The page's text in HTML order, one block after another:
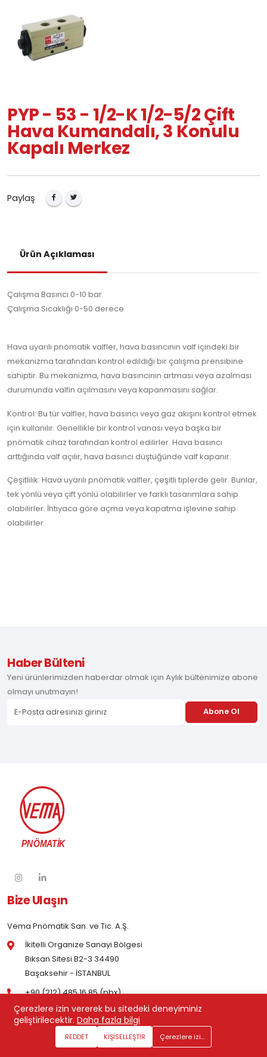
PYP - 53 - 1/2-K 1/2-5/2 Çift
Hava Kumandalı, 3 Konulu
Kapalı Merkez
Paylaş
Ürün Açıklaması
Çalışma Basıncı 0-10 bar
Çalışma Sıcaklığı 0-50 derece
Hava uyarılı pnömatik valfler, hava basıncının valf içindeki bir
mekanizma tarafından kontrol edildiği bir çalışma prensibine
sahiptir. Bu mekanizma, hava basıncının artması veya azalması
durumunda valfin açılmasını veya kapanmasını sağlar.
Kontrol: Bu tür valfler, hava basıncı veya gaz akışını kontrol etmek
için kullanılır. Genellikle bir kontrol vanası veya başka bir
pnömatik cihaz tarafından kontrol edilirler. Hava basıncı
arttığında valf açılır, hava basıncı düştüğünde valf kapanır.
Çeşitlilik: Hava uyarılı pnömatik valfler, çeşitli tiplerde gelir. Bunlar,
tek yönlü veya çift yönlü olabilirler ve farklı tasarımlara sahip
olabilirler. İhtiyaca göre açma veya kapatma işlevine sahip
olabilirler.
Haber Bülteni
Yeni ürünlerimizden haberdar olmak için Aylık bültenimize abone
olmayı unutmayın!
Abone Ol
Bize Ulaşın
Vema Pnömatik San. ve Tic. A.Ş.
İkitelli Organize Sanayi Bölgesi
Biksan Sitesi B2-3 34490
Başaksehir - İSTANBUL
+90 (212) 485 16 85 (pbx)
Kurumsal
Çerezlere izin vererek bu sitedeki deneyiminiz
geliştirilecektir. Daha fazla bilgi
REDDET KİŞİSELLEŞTİR Çerezlere izin ver